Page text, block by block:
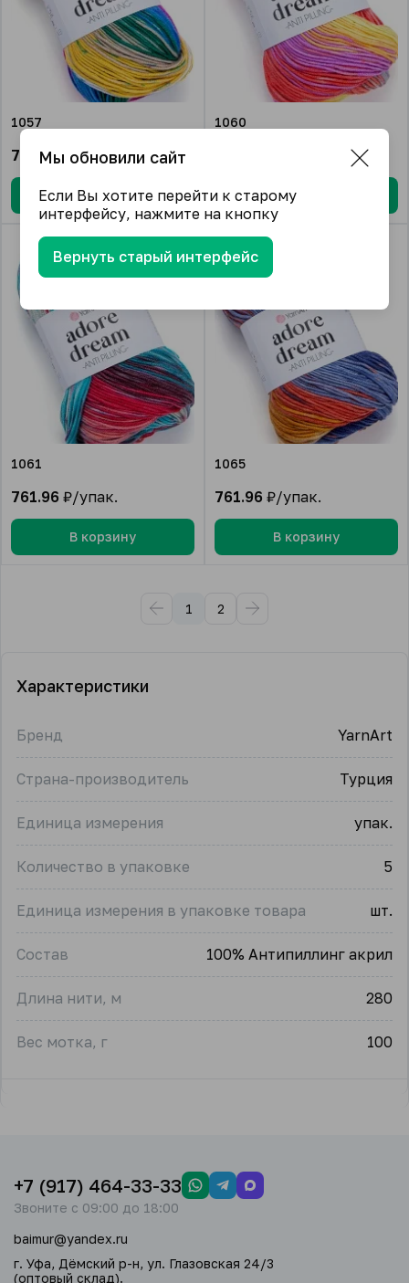
1057
761.96₽/упак.
В корзину
1060
В корзину
1061
761.96 ₽/упак.
В корзину
1065
761.96 ₽/упак.
В корзину
1 2
Характеристики
Бренд YarnArt
Страна-производитель Турция
Единица измерения упак.
Количество в упаковке 5
Единица измерения в упаковке товара шт.
Состав 100% Антипиллинг акрил
Длина нити, м 280
Вес мотка, г 100
+7 (917) 464-33-33
Звоните с 09:00 до 18:00
baimur@yandex.ru
г. Уфа, Дёмский р-н, ул. Глазовская 24/3
(оптовый склад).
Мы обновили сайт
Если Вы хотите перейти к старому
интерфейсу, нажмите на кнопку
Вернуть старый интерфейс